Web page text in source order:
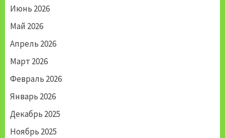
Июнь 2026
Май 2026
Апрель 2026
Март 2026
Февраль 2026
Январь 2026
Декабрь 2025
Ноябрь 2025